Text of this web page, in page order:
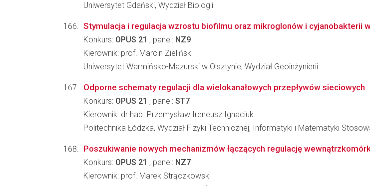
Uniwersytet Gdański, Wydział Biologii
Stymulacja i regulacja wzrostu biofilmu oraz mikroglonów i cyjanobakterii
Konkurs: OPUS 21 , panel: NZ9
Kierownik: prof. Marcin Zieliński
Uniwersytet Warmińsko-Mazurski w Olsztynie, Wydział Geoinżynierii
Odporne schematy regulacji dla wielokanałowych przepływów sieciowych
Konkurs: OPUS 21 , panel: ST7
Kierownik: dr hab. Przemysław Ireneusz Ignaciuk
Politechnika Łódzka, Wydział Fizyki Technicznej, Informatyki i Matematyki
Poszukiwanie nowych mechanizmów łączących regulację
Konkurs: OPUS 21 , panel: NZ7
Kierownik: prof. Marek Strączkowski